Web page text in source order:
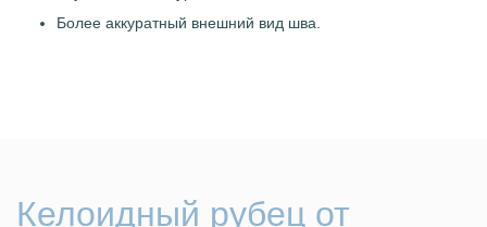
Более аккуратный внешний вид шва.
Келоидный рубец от